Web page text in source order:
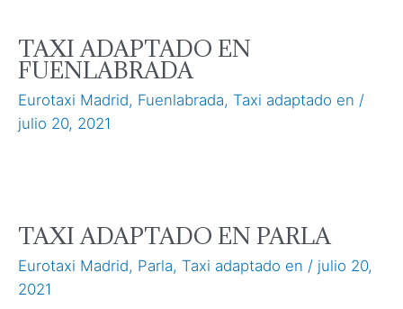
TAXI ADAPTADO EN
FUENLABRADA
Eurotaxi Madrid, Fuenlabrada, Taxi adaptado en /
julio 20, 2021
TAXI ADAPTADO EN PARLA
Eurotaxi Madrid, Parla, Taxi adaptado en / julio 20,
2021